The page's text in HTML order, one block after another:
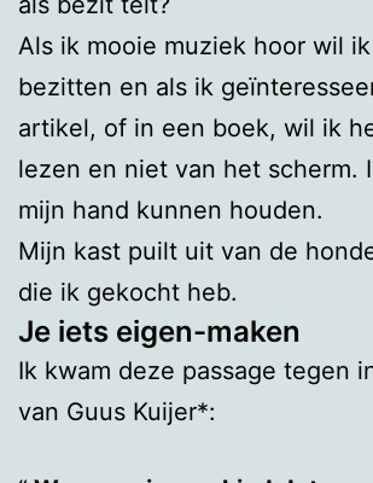
Als ik mooie muziek hoor wil
bezitten en als ik
artikel, of in een boek, wil ik
lezen en niet van het scherm.
mijn hand kunnen houden.
Mijn kast puilt uit van de
die ik gekocht heb.
Je iets eigen-maken
Ik kwam deze passage tegen
van Guus Kuijer*: